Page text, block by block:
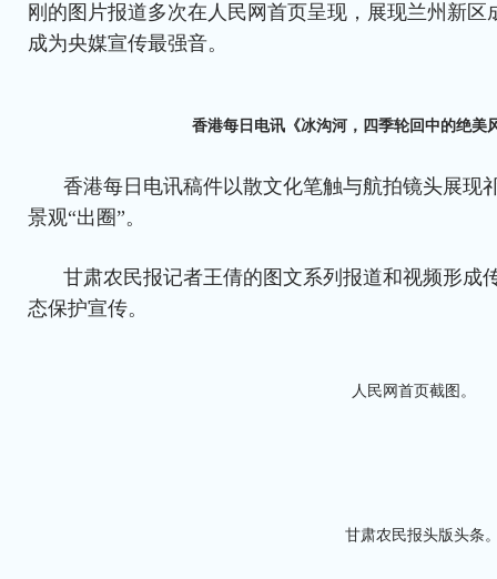
刚的图片报道多次在人民网首页呈现，展现兰州新
成为央媒宣传最强音。
香港每日电讯《冰沟河，四季轮回中的绝美
香港每日电讯稿件以散文化笔触与航拍镜头展现
景观“出圈”。
甘肃农民报记者王倩的图文系列报道和视频形成
态保护宣传。
人民网首页截图。
甘肃农民报头版头条